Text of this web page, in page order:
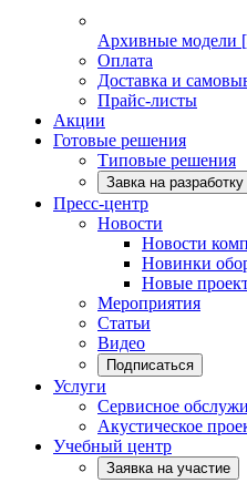
Архивные модели
Оплата
Доставка и
Прайс-листы
Акции
Готовые решения
Типовые решения
Завка на
Пресс-центр
Новости
Новости
Новинки
Новые
Мероприятия
Статьи
Видео
Подписаться
Услуги
Сервисное
Акустическое
Учебный центр
Заявка на участие